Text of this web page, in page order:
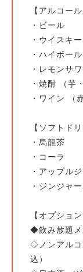
【アルコール
・ビール
・ウイスキー
・ハイボール
・レモンサ
・焼酎 （芋
・ワイン （
【ソフトドリ
・烏龍茶
・コーラ
・アップル
・ジンジャ
【オプション
◆飲み放題メ
◇ノンアルコ
込）